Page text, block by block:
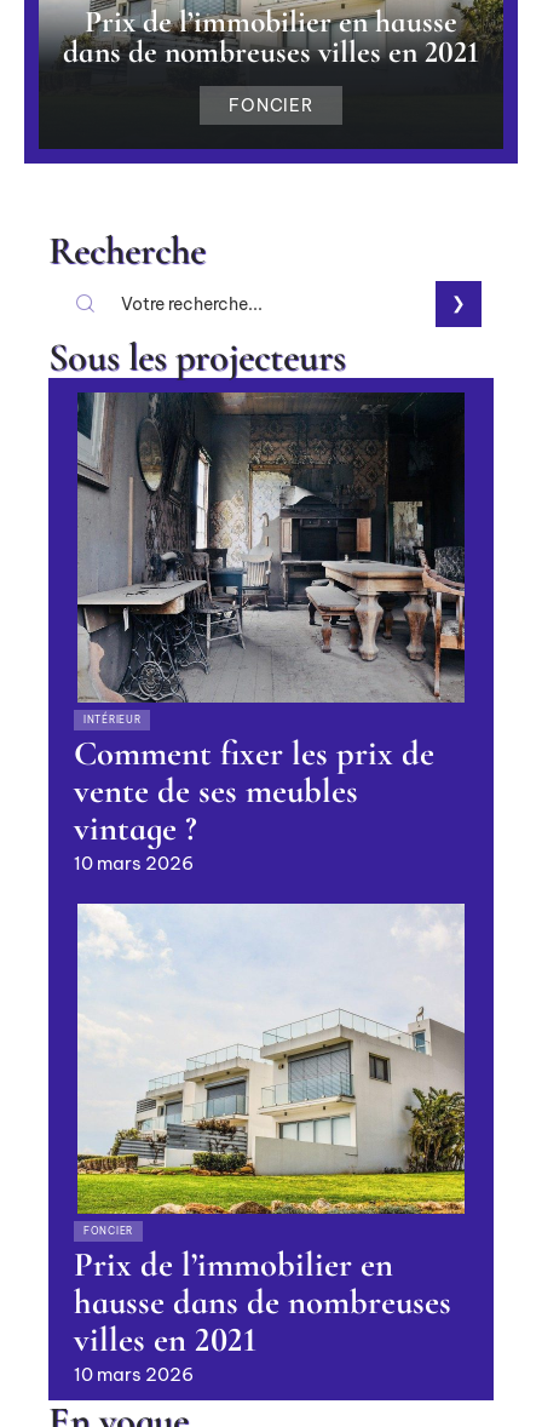
Prix de l’immobilier en hausse
dans de nombreuses villes en 2021
FONCIER
Recherche
Sous les projecteurs
INTÉRIEUR
Comment fixer les prix de
vente de ses meubles
vintage ?
10 mars 2026
FONCIER
Prix de l’immobilier en
hausse dans de nombreuses
villes en 2021
10 mars 2026